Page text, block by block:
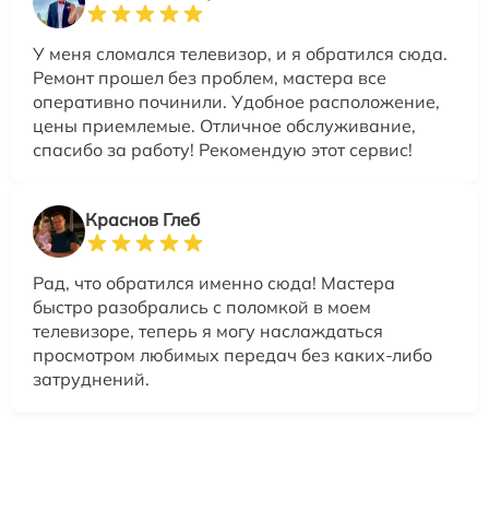
У меня сломался телевизор, и я обратился сюда.
Ремонт прошел без проблем, мастера все
оперативно починили. Удобное расположение,
цены приемлемые. Отличное обслуживание,
спасибо за работу! Рекомендую этот сервис!
Краснов Глеб
Рад, что обратился именно сюда! Мастера
быстро разобрались с поломкой в моем
телевизоре, теперь я могу наслаждаться
просмотром любимых передач без каких-либо
затруднений.